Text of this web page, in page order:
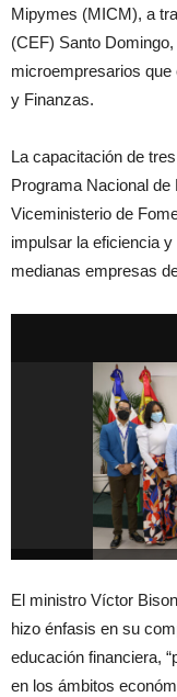
Mipymes (MICM), a
(CEF) Santo
microempresarios que
y Finanzas.
La capacitación de
Programa Nacional
Viceministerio de
impulsar la eficiencia
medianas empresas
El ministro Víctor
hizo énfasis en su
educación financiera,
en los ámbitos